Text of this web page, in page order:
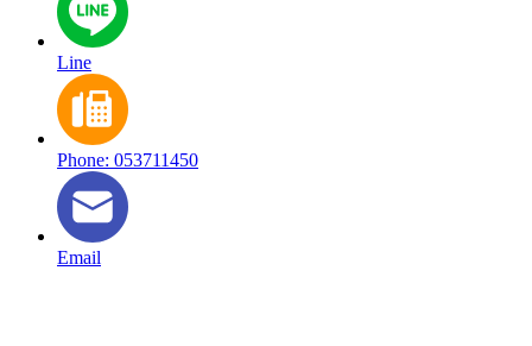
Line
Phone: 053711450
Email